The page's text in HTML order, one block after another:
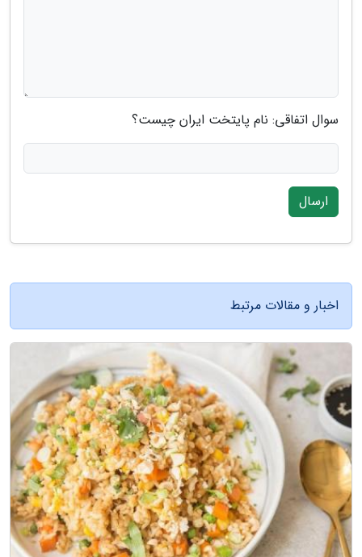
سوال اتفاقی: نام پایتخت ایران چیست؟
ارسال
اخبار و مقالات مرتبط